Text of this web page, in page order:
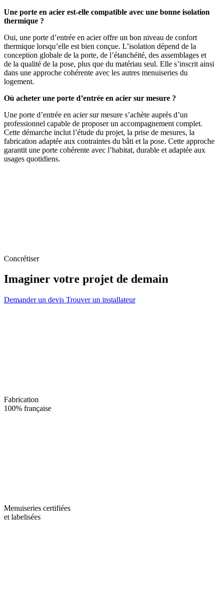
Une porte en acier est-elle compatible avec une bonne isolation
thermique ?
Oui, une porte d’entrée en acier offre un bon niveau de confort
thermique lorsqu’elle est bien conçue. L’isolation dépend de la
conception globale de la porte, de l’étanchéité, des assemblages et
de la qualité de la pose, plus que du matériau seul. Elle s’inscrit ainsi
dans une approche cohérente avec les autres menuiseries du
logement.
Où acheter une porte d’entrée en acier sur mesure ?
Une porte d’entrée en acier sur mesure s’achète auprès d’un
professionnel capable de proposer un accompagnement complet.
Cette démarche inclut l’étude du projet, la prise de mesures, la
fabrication adaptée aux contraintes du bâti et la pose. Cette approche
garantit une porte cohérente avec l’habitat, durable et adaptée aux
usages quotidiens.
Concrétiser
Imaginer votre projet de demain
Demander un devis Trouver un installateur
Fabrication
100% française
Menuiseries certifiées
et labelisées